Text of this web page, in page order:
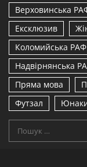
Верховинська
Ексклюзив
Коломийська РАФ
Надвірнянська
Пряма мова
Футзал